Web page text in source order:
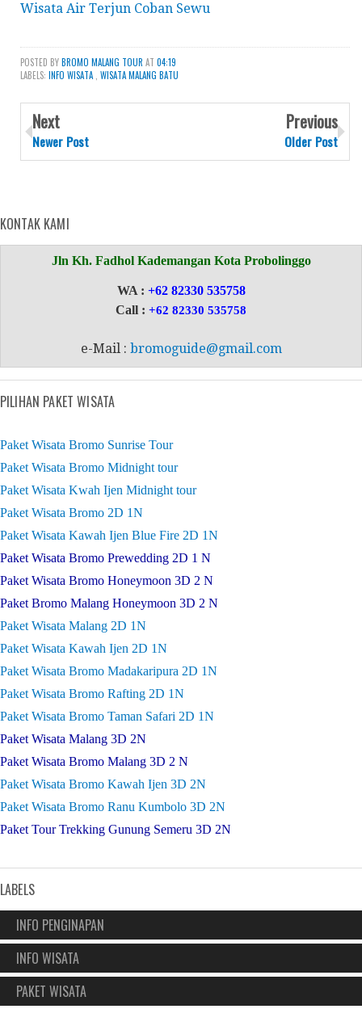
Wisata Air Terjun Coban Sewu
POSTED BYBROMO MALANG TOUR AT 04:19
LABELS: INFO WISATA WISATA MALANG BATU
Next
Newer Post
Previous
Older Post
KONTAK KAMI
Jln Kh. Fadhol Kademangan Kota Probolinggo
WA : +62 82330 535758
Call : +62 82330 535758
e-Mail : bromoguide@gmail.com
PILIHAN PAKET WISATA
Paket Wisata Bromo Sunrise Tour
Paket Wisata Bromo Midnight tour
Paket Wisata Kwah Ijen Midnight tour
Paket Wisata Bromo 2D 1N
Paket Wisata Kawah Ijen Blue Fire 2D 1N
Paket Wisata Bromo Prewedding 2D 1 N
Paket Wisata Bromo Honeymoon 3D 2 N
Paket Bromo Malang Honeymoon 3D 2 N
Paket Wisata Malang 2D 1N
Paket Wisata Kawah Ijen 2D 1N
Paket Wisata Bromo Madakaripura 2D 1N
Paket Wisata Bromo Rafting 2D 1N
Paket Wisata Bromo Taman Safari 2D 1N
Paket Wisata Malang 3D 2N
Paket Wisata Bromo Malang 3D 2 N
Paket Wisata Bromo Kawah Ijen 3D 2N
Paket Wisata Bromo Ranu Kumbolo 3D 2N
Paket Tour Trekking Gunung Semeru 3D 2N
LABELS
INFO PENGINAPAN
INFO WISATA
PAKET WISATA